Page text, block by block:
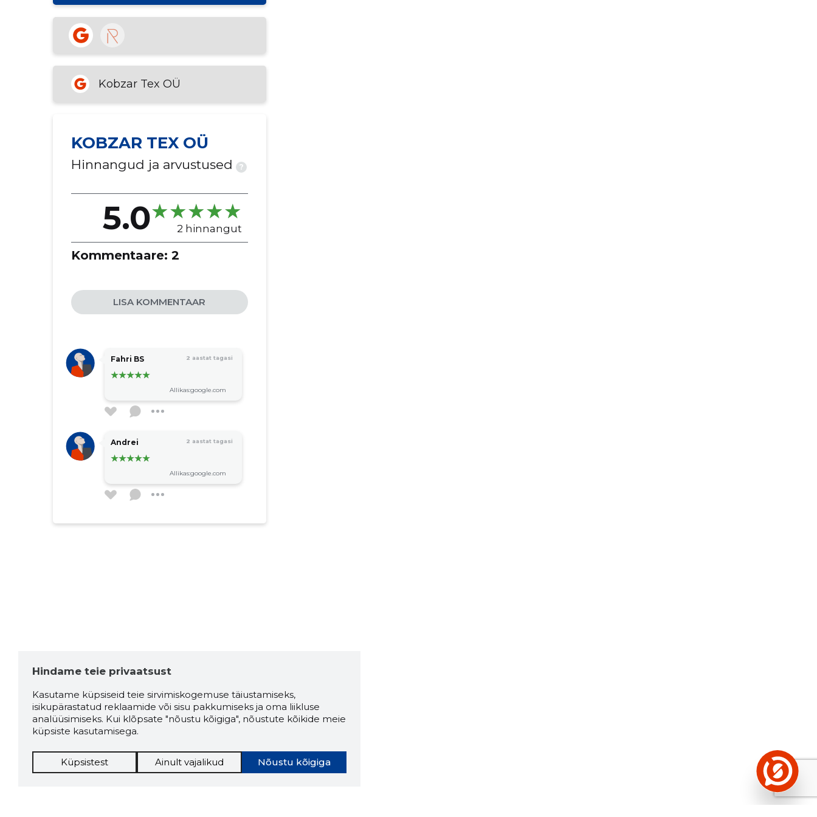
Kobzar Tex OÜ
KOBZAR TEX OÜ
Hinnangud ja arvustused ?
5.0 2 hinnangut
Kommentaare: 2
LISA KOMMENTAAR
Fahri BS 2 aastat tagasi
Allikas:google.com
Andrei 2 aastat tagasi
Allikas:google.com
Hindame teie privaatsust
Kasutame küpsiseid teie sirvimiskogemuse täiustamiseks,
isikupärastatud reklaamide või sisu pakkumiseks ja oma liikluse
analüüsimiseks. Kui klõpsate "nõustu kõigiga", nõustute kõikide meie
küpsiste kasutamisega.
Nõustu kõigiga
Küpsistest Ainult vajalikud